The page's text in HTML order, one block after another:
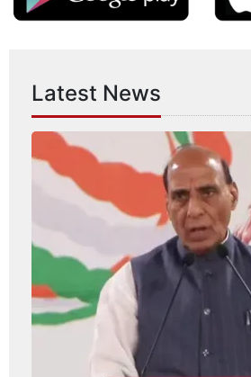
Latest News